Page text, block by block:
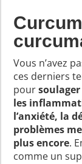
Vous n’avez
ces derniers
pour
les
l’anxiété, la
problèmes
plus encore.
comme un